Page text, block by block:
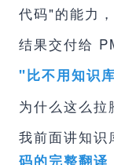
代码"的能力
结果交付给
"比不用知识
为什么这么拉
我前面讲知识
码的完整翻译